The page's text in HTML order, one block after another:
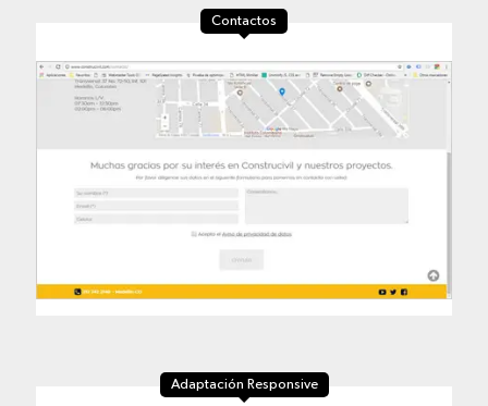
Contactos
Adaptación Responsive